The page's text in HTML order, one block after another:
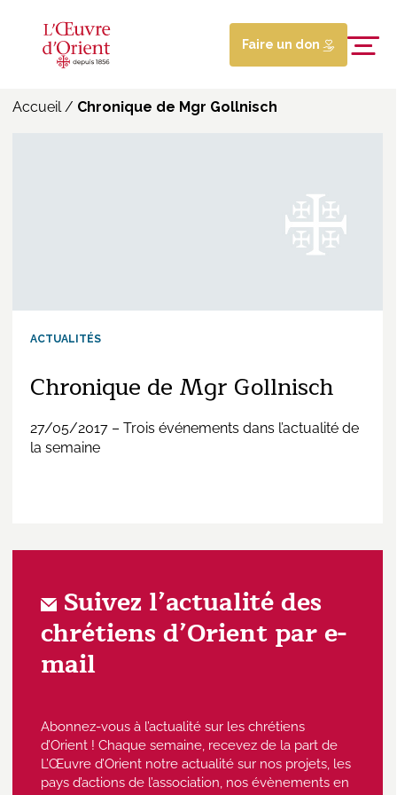
Faire un don
Accueil/ Chronique de Mgr Gollnisch
ACTUALITÉS
Chronique de Mgr Gollnisch
27/05/2017 – Trois événements dans l’actualité de
la semaine
Suivez l’actualité des
chrétiens d’Orient par e-
mail
Abonnez-vous à l’actualité sur les chrétiens
d’Orient ! Chaque semaine, recevez de la part de
L’Œuvre d’Orient notre actualité sur nos projets, les
pays d’actions de l’association, nos évènements en